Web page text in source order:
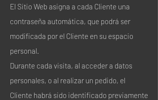
El Sitio Web asigna a cada Cliente una
contraseña automática, que podrá ser
modificada por el Cliente en su espacio
personal.
Durante cada visita, al acceder a datos
personales, o al realizar un pedido, el
Cliente habrá sido identificado previamente